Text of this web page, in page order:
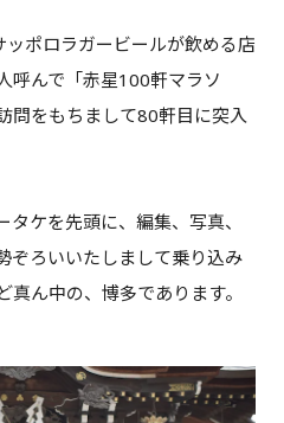
ッポロラガービールが飲める店
呼んで「赤星100軒マラソ
問をもちまして80軒目に突入
ケを先頭に、編集、写真、
ぞろいいたしまして乗り込み
ん中の、博多であります。